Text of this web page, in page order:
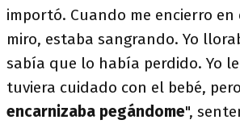
importó. Cuando me encierro en
miro, estaba sangrando. Yo
sabía que lo había perdido. Yo
tuviera cuidado con el bebé,
encarnizaba pegándome",